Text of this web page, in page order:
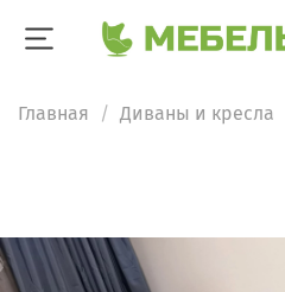
Главная Диваны и кресла